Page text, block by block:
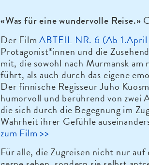
«Was für eine wundervolle Reise.»
Der FilmABTEIL NR. 6 (Ab
Protagonist*innen und die
mit, die sowohl nach Murmansk am
führt, als auch durch das eigene
Der finnische Regisseur Juho
humorvoll und berührend von zwei
die sich durch die Begegnung im
Wahrheit ihrer Gefühle
zum Film >>
Für alle, die Zugreisen nicht nur